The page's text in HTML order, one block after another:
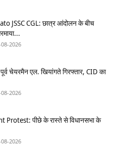
JSSC CGL: छात्र आंदोलन के बीच
08-2026
चेयरमैन एल. खियांगते गिरफ्तार, CID का
08-2026
Protest: पीछे के रास्ते से विधानसभा के
08-2026